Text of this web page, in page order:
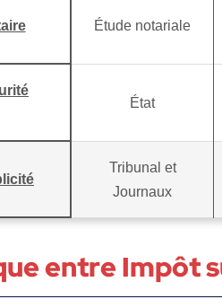
Étude notariale
État
Tribunal et
Journaux
entre Impôt